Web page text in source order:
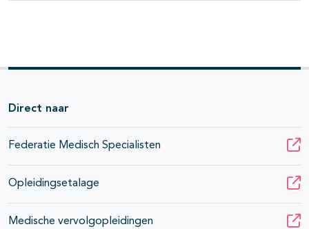
Direct naar
Federatie Medisch Specialisten
Opleidingsetalage
Medische vervolgopleidingen